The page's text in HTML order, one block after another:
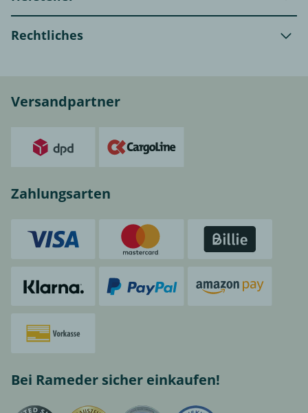
Rechtliches
Versandpartner
Zahlungsarten
Bei Rameder sicher einkaufen!